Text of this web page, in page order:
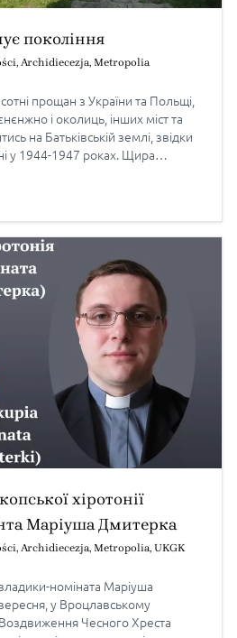
покоління
, Archidiecezja, Metropolia
прощан з України та Польщі,
і околиць, інших міст та
на Батьківській землі, звідки
у 1944-1947 роках. Щира
спадщини рідної землі,
хіротонії
Маріуша Дмитерка
, Archidiecezja, Metropolia, UKGK
номіната Маріуша
у Вроцлавському
Чесного Хреста